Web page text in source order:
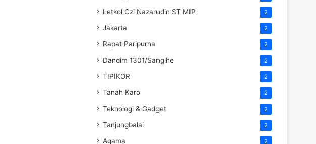
Letkol Czi Nazarudin ST MIP 2
Jakarta 2
Rapat Paripurna 2
Dandim 1301/Sangihe 2
TIPIKOR 2
Tanah Karo 2
Teknologi & Gadget 2
Tanjungbalai 2
Agama 2